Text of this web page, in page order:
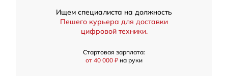
Ищем специалиста на должность
Пешего курьера для доставки
цифровой техники.
Стартовая зарплата:
от 40 000 ₽ на руки